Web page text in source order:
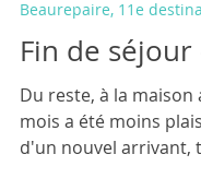
MissFleurs itinérante
21 févr. 2023
1
Beaurepaire, 11e